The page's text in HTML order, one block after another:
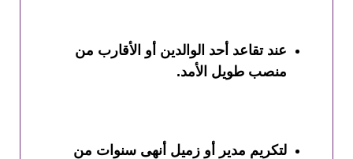
عند تقاعد أحد الوالدين أو الأقارب من
منصب طويل الأمد.
لتكريم مدير أو زميل أنهى سنوات من